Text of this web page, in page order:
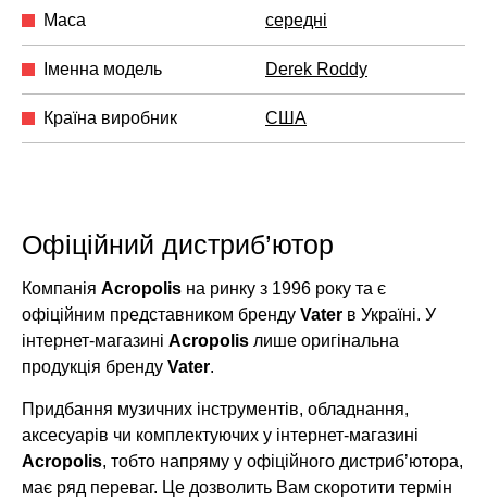
Маса середні
Іменна модель Derek Roddy
Країна виробник США
Офіційний дистриб’ютор
Компанія Acropolis на ринку з 1996 року та є
офіційним представником бренду Vater в Україні. У
інтернет-магазині Acropolis лише оригінальна
продукція бренду Vater.
Придбання музичних інструментів, обладнання,
аксесуарів чи комплектуючих у інтернет-магазині
Acropolis, тобто напряму у офіційного дистриб’ютора,
має ряд переваг. Це дозволить Вам скоротити термін